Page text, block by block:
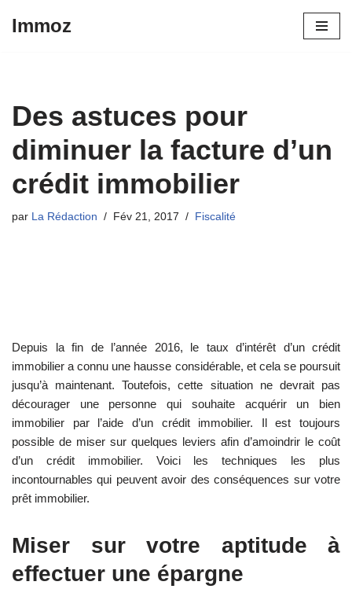
Immoz
Des astuces pour
diminuer la facture d’un
crédit immobilier
par La Rédaction Fév 21, 2017 Fiscalité
Depuis la fin de l’année 2016, le taux d’intérêt d’un crédit
immobilier a connu une hausse considérable, et cela se poursuit
jusqu’à maintenant. Toutefois, cette situation ne devrait pas
décourager une personne qui souhaite acquérir un bien
immobilier par l’aide d’un crédit immobilier. Il est toujours
possible de miser sur quelques leviers afin d’amoindrir le coût
d’un crédit immobilier. Voici les techniques les plus
incontournables qui peuvent avoir des conséquences sur votre
prêt immobilier.
Miser sur votre aptitude à
effectuer une épargne